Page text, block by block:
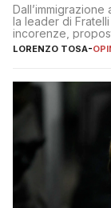
Dall’immigrazione
la leader di
incorenze,
nessuno – a
LORENZO TOSA-